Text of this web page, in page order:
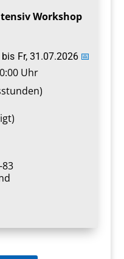
Workshop
bis Fr, 31.07.2026 📅
Uhr